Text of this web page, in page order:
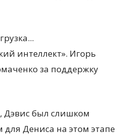
интеллект». Игорь
за поддержку
Дэвис был слишком
Дениса на этом этапе